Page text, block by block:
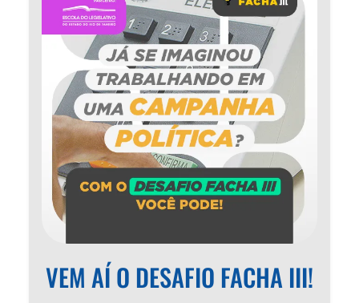
VEM AÍ O DESAFIO FACHA III!